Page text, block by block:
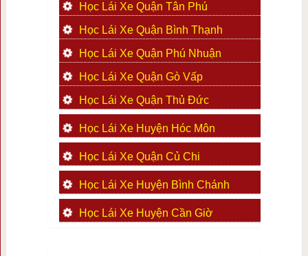
Học Lái Xe Quận Tân Phú
Học Lái Xe Quận Bình Thạnh
Học Lái Xe Quận Phú Nhuận
Học Lái Xe Quận Gò Vấp
Học Lái Xe Quận Thủ Đức
Học Lái Xe Huyện Hóc Môn
Học Lái Xe Quận Củ Chi
Học Lái Xe Huyện Bình Chánh
Học Lái Xe Huyện Cần Giờ